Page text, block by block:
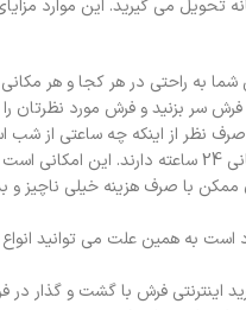
تحویل می گیرید. این موارد
شما به راحتی در هر کجا و هر
فرش سر بزنید و فرش مورد نظرتان
صرف نظر از اینکه چه ساعتی از
ممکن با صرف هزینه خیلی ناچیز
است به همین علت می توانید
اینترنتی فرش با گشت و گذار